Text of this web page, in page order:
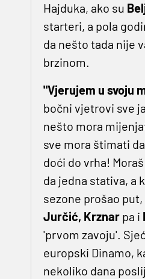
Hajduka, ako su
starteri, a pola
da nešto tada nije
brzinom.
"Vjerujem u svoju
bočni vjetrovi sve
nešto mora
sve mora štimati
doći do vrha!
da jedna stativa, a
sezone prošao
Jurčić, Krznarpa i
'prvom zavoju'.
europski Dinamo,
nekoliko dana